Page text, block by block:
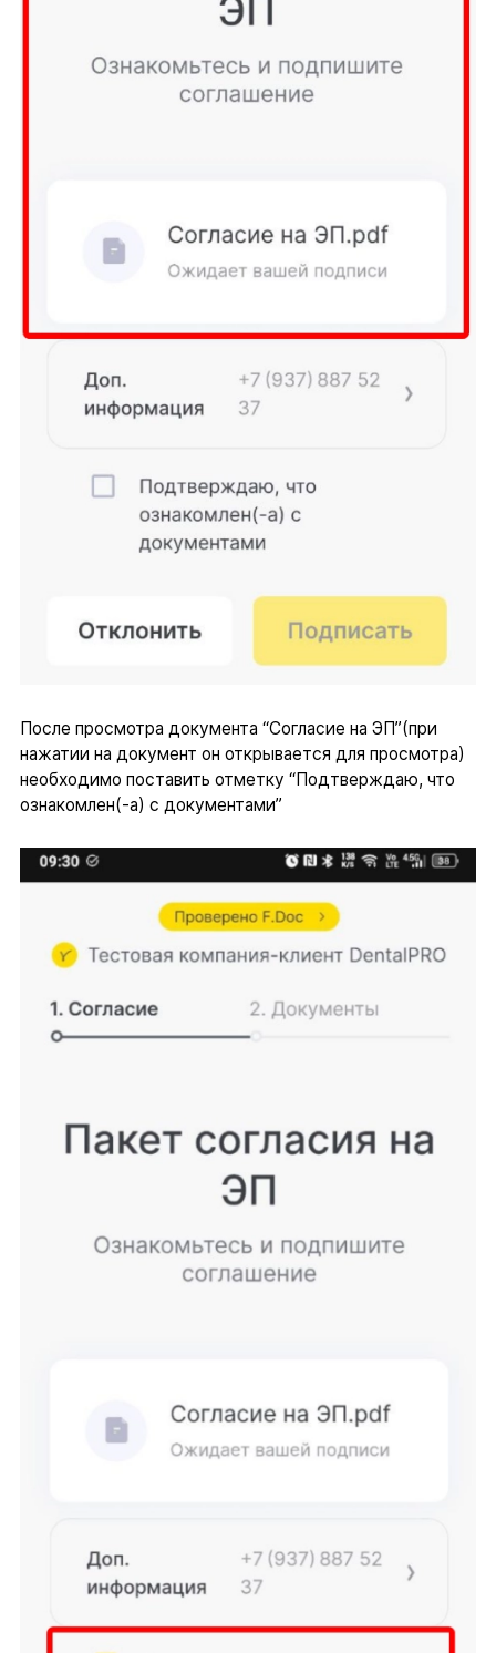
После просмотра документа “Согласие на ЭП”(при
нажатии на документ он открывается для просмотра)
необходимо поставить отметку “Подтверждаю, что
ознакомлен(-а) с документами”